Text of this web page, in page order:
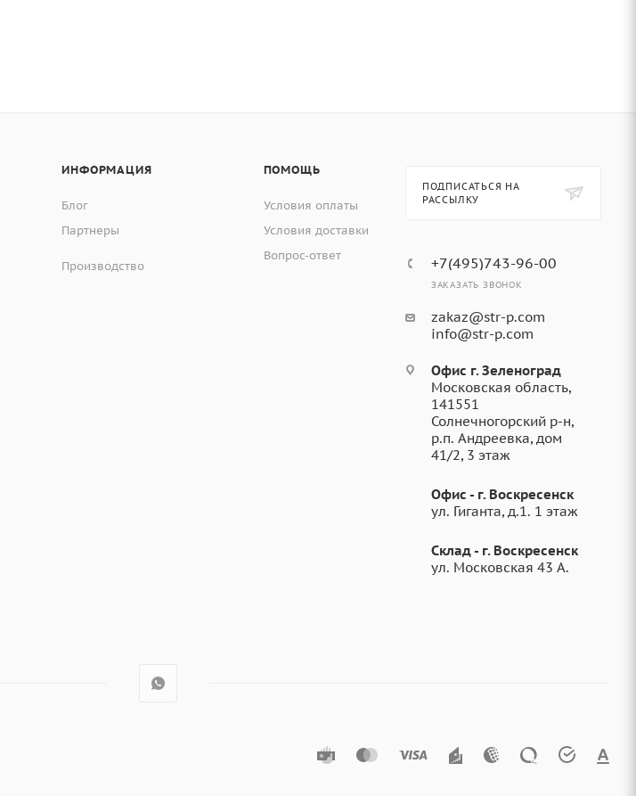
ИНФОРМАЦИЯ
Блог
Партнеры
Производство
ПОМОЩЬ
Условия оплаты
Условия доставки
Вопрос-ответ
ПОДПИСАТЬСЯ НА
РАССЫЛКУ
+7(495)743-96-00
ЗАКАЗАТЬ ЗВОНОК
zakaz@str-p.com
info@str-p.com
Офис г. Зеленоград
Московская область,
141551
Солнечногорский р-н,
р.п. Андреевка, дом
41/2, 3 этаж
Офис - г. Воскресенск
ул. Гиганта, д.1. 1 этаж
Склад - г. Воскресенск
ул. Московская 43 А.